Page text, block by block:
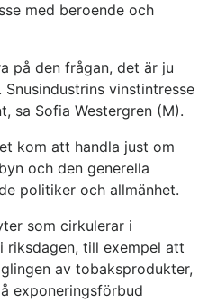
med beroende och
på den frågan, det är ju
vinstintresse
sa Sofia Westergren (M).
kom att handla just om
och den generella
politiker och allmänhet.
som cirkulerar i
riksdagen, till exempel att
av tobaksprodukter,
exponeringsförbud